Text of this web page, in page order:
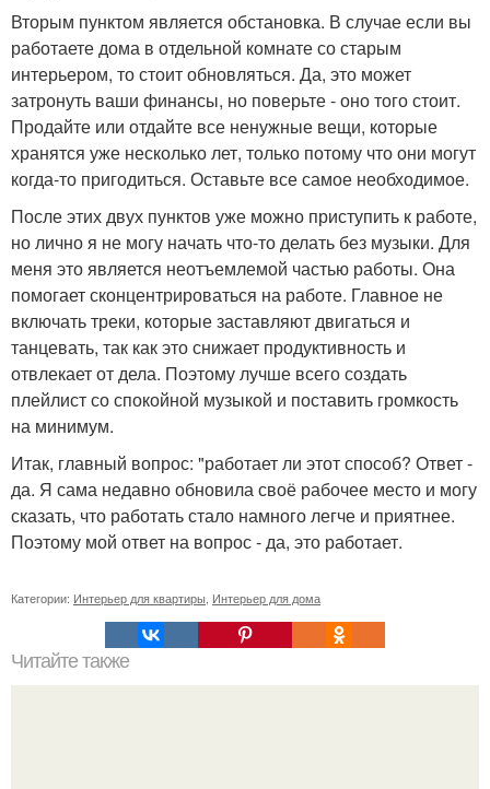
Вторым пунктом является обстановка. В случае если вы
работаете дома в отдельной комнате со старым
интерьером, то стоит обновляться. Да, это может
затронуть ваши финансы, но поверьте - оно того стоит.
Продайте или отдайте все ненужные вещи, которые
хранятся уже несколько лет, только потому что они могут
когда-то пригодиться. Оставьте все самое необходимое.
После этих двух пунктов уже можно приступить к работе,
но лично я не могу начать что-то делать без музыки. Для
меня это является неотъемлемой частью работы. Она
помогает сконцентрироваться на работе. Главное не
включать треки, которые заставляют двигаться и
танцевать, так как это снижает продуктивность и
отвлекает от дела. Поэтому лучше всего создать
плейлист со спокойной музыкой и поставить громкость
на минимум.
Итак, главный вопрос: "работает ли этот способ? Ответ -
да. Я сама недавно обновила своё рабочее место и могу
сказать, что работать стало намного легче и приятнее.
Поэтому мой ответ на вопрос - да, это работает.
Категории: Интерьер для квартиры Интерьер для дома
Читайте также